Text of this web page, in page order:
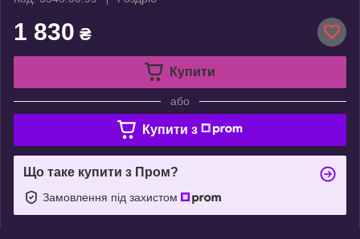
1 830 ₴
Купити
або
Купити з
Що таке купити з Пром?
Замовлення під захистом